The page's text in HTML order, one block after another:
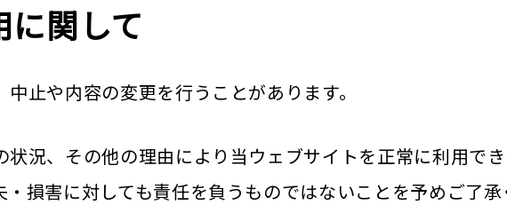
に関して
止や内容の変更を行うことがあります。
況、その他の理由により当ウェブサイトを正常に利用で
損害に対しても責任を負うものではないことを予めご了承